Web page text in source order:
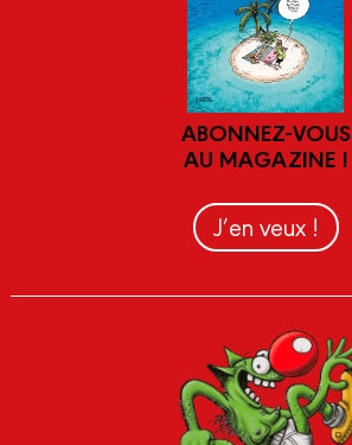
ABONNEZ-VOUS
AU MAGAZINE !
J’en veux !